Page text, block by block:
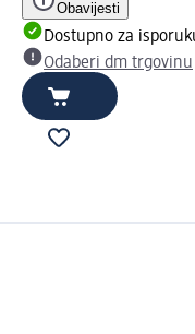
Obavijesti
Dostupno za
Odaberi dm trgovinu